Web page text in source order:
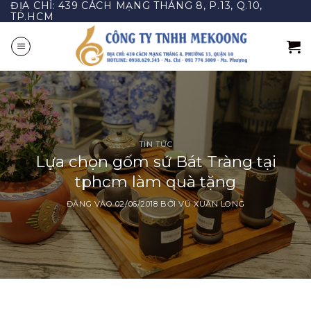
Bỏ
qua
nội
dung
ĐỊA CHỈ: 439 CÁCH MẠNG THÁNG 8, P.13, Q.10,
TP.HCM
TIN TỨC
Lựa chọn gốm sứ Bát Tràng tại
tphcm làm quà tặng
ĐĂNG VÀO02/06/2018 BỞIVŨ XUÂN LONG